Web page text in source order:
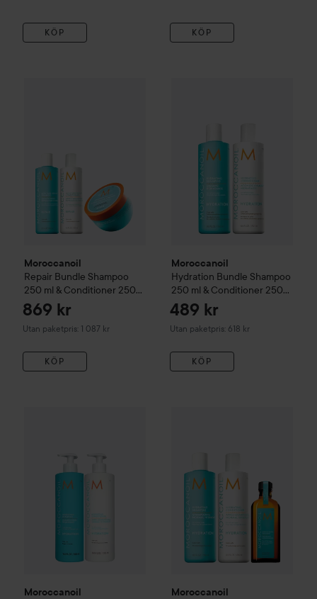
KÖP KÖP
Moroccanoil
Repair Bundle Shampoo
250 ml & Conditioner 250
ml & Hair Mask 250 ml
869 kr
Utan paketpris: 1 087 kr
KÖP
Moroccanoil
Hydration Bundle Shampoo
250 ml & Conditioner 250
ml
489 kr
Utan paketpris: 618 kr
KÖP
Moroccanoil Moroccanoil